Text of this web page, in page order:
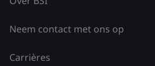
Neem contact met ons op
Carrières